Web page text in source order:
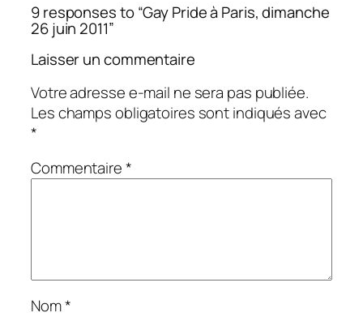
9 responses to “Gay Pride à Paris, dimanche
26 juin 2011”
Laisser un commentaire
Votre adresse e-mail ne sera pas publiée.
Les champs obligatoires sont indiqués avec
*
Commentaire*
Nom*